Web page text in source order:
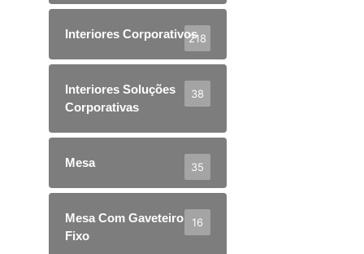
Interiores Corporativos218
Interiores Soluções
Corporativas
38
Mesa 35
Mesa Com Gaveteiro
Fixo
16